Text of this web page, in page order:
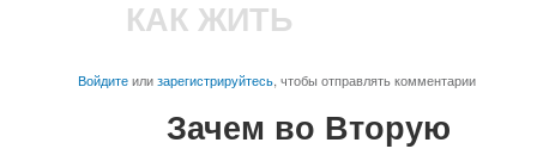
КАК ЖИТЬ
Войдитеилизарегистрируйтесь, чтобы отправлять комментарии
Зачем во Вторую